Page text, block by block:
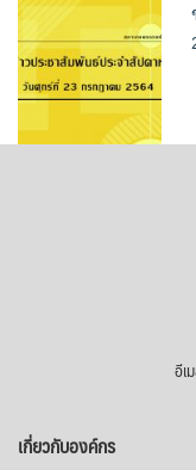
อีเ
เกี่ยวกับองค์กร